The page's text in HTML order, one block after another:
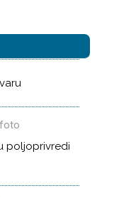
poljoprivredi